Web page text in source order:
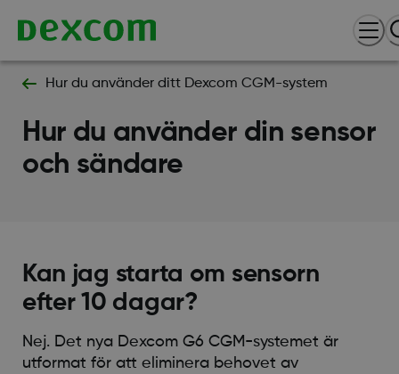
Hur du använder ditt Dexcom CGM-system
Hur du använder din sensor
och sändare
Kan jag starta om sensorn
efter 10 dagar?
Nej. Det nya Dexcom G6 CGM-systemet är
utformat för att eliminera behovet av